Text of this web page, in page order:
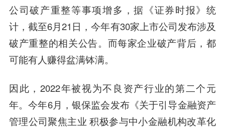
公司破产重整等事项增多，据《证券时报》统
计，截至6月21日，今年有30家上市公司发布涉及
破产重整的相关公告。而每家企业破产背后，都
可能有人赚得盆满钵满。
因此，2022年被视为不良资产行业的第二个元
年。今年6月，银保监会发布《关于引导金融资产
管理公司聚焦主业 积极参与中小金融机构改革化